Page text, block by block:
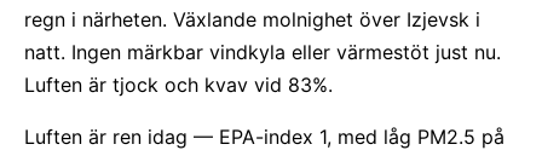
regn i närheten. Växlande molnighet över Izjevsk i
natt. Ingen märkbar vindkyla eller värmestöt just nu.
Luften är tjock och kvav vid 83%.
Luften är ren idag — EPA-index 1, med låg PM2.5 på